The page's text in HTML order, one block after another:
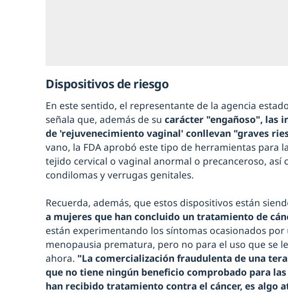
Dispositivos de riesgo
En este sentido, el representante de la agencia
señala que, además de su carácter "engañoso", las
de 'rejuvenecimiento vaginal' conllevan "graves
vano, la FDA aprobó este tipo de herramientas para
tejido cervical o vaginal anormal o precanceroso, así
condilomas y verrugas genitales.
Recuerda, además, que estos dispositivos están
a mujeres que han concluido un tratamiento de
están experimentando los síntomas ocasionados por
menopausia prematura, pero no para el uso que se
ahora. "La comercialización fraudulenta de una
que no tiene ningún beneficio comprobado para
han recibido tratamiento contra el cáncer, es algo